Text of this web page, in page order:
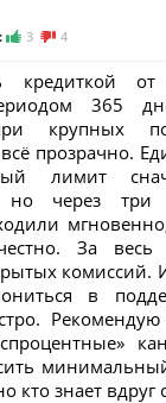
3 4
кредиткой
365
крупных
прозрачно.
лимит
но через три
честно. За
комиссий.
в
кто знает вдруг